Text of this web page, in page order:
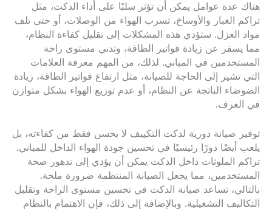
هناك عدة عوامل يمكن أن تؤثر سلبًا على أداء الدكت، مثل
تراكم الغبار والأوساخ، تسرب الهواء من الوصلات، أو حتى تلف
مواد العزل. ستؤدي هذه المشكلات إلى تقليل كفاءة النظام،
مما يسفر عن زيادة فواتير الطاقة، وتدني مستوى راحة
المستخدمين في المباني. لذلك، من المهم معرفة العلامات
التي تشير إلى الحاجة للصيانة، مثل ارتفاع فواتير الطاقة، زيادة
الضوضاء الناتجة عن النظام، أو عدم توزيع الهواء بشكل متوازن
في الغرف.
توفير صيانة دورية لدكت التكييف لا يحسن فقط من كفاءته، بل
يلعب أيضًا دورًا رئيسيًا في تحسين جودة الهواء الداخل للمباني.
تراكم الملوثات داخل الدكت يمكن أن يؤدي إلى تدهور صحة
المستخدمين، مما يجعل الصيانة المنتظمة ضرورة ملحة.
بالتالي، تساعد صيانة الدكت في تحسين مستوى الراحة وتقليل
التكاليف التشغيلية. وبالإضافة إلى ذلك، فإن الاهتمام بالنظام